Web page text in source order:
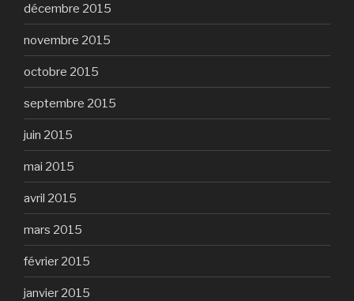
décembre 2015
novembre 2015
octobre 2015
septembre 2015
juin 2015
mai 2015
avril 2015
mars 2015
février 2015
janvier 2015